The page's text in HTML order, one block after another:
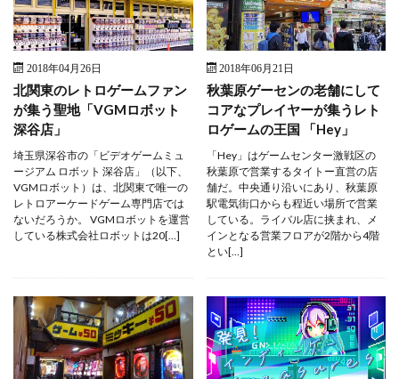
2018年04月26日
北関東のレトロゲームファン
が集う聖地「VGMロボット
深谷店」
埼玉県深谷市の「ビデオゲームミュ
ージアム ロボット 深谷店」（以下、
VGMロボット）は、北関東で唯一の
レトロアーケードゲーム専門店では
ないだろうか。 VGMロボットを運営
している株式会社ロボットは20[…]
2018年06月21日
秋葉原ゲーセンの老舗にして
コアなプレイヤーが集うレト
ロゲームの王国 「Hey」
「Hey」はゲームセンター激戦区の
秋葉原で営業するタイトー直営の店
舗だ。中央通り沿いにあり、秋葉原
駅電気街口からも程近い場所で営業
している。ライバル店に挟まれ、メ
インとなる営業フロアが2階から4階
とい[…]